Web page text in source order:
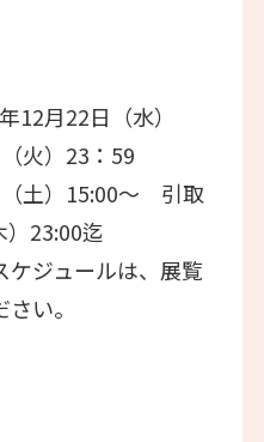
⽉22⽇（水）
火）23：59
（土）15:00〜 引取
23:00迄
ジュールは、展覧
い。